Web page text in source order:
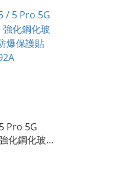
Pro 5G
化鋼化玻
護貼